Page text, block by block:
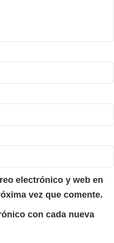
electrónico y web en
vez que comente.
con cada nueva